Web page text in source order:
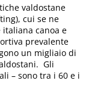
valdostane
cui se ne
italiana canoa e
prevalente
un migliaio di
Gli
– sono tra i 60 e i